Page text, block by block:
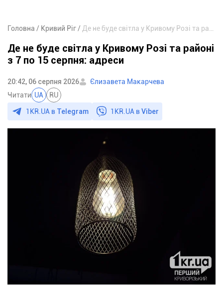
Головна Кривий Ріг
Де не буде світла у Кривому Розі та районі
з 7 по 15 серпня: адреси
20:42, 06 серпня 2026
Єлизавета Макарчева
Читати UA RU
1KR.UA в Telegram 1KR.UA вViber